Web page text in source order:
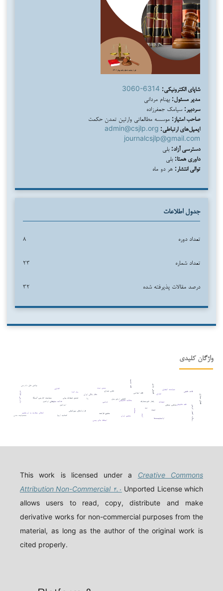
شاپای الکترونیکی: 3060-6314
مدیر مسئول: بهنام مردانی
سردبیر: سیامک جعفرزاده
صاحب امتیاز: موسسه مطالعاتی وارثین تمدن حکمت
ایمیل‌های ارتباطی: admin@csjlp.org
journalcsjlp@gmail.com
دسترسی آزاد: بلی
داوری همتا: بلی
توالی انتشار: هر دو ماه
جدول اطلاعات
تعداد دوره ۸
تعداد شماره ۲۳
درصد مقالات پذیرفته شده ۳۲
واژگان کلیدی
ثبوت
اثبات
تعهدات
حقوق ایران
حقوق فرانسه
مطالعه تطبیقی رفتار غیرمتعارف
تقلب تجاری
قراردادهای بین‌المللی
اتحادیه اروپا
کاهش ارزش پول
نظام بانکی ایران فقه اسلامی
ربا تعدیل تعهدات پولی
عدالت معاوضی
دیه
قصاص
ولد الزنا
فقه امامیه
مذهب حنفی
جنایت
فقه تطبیقی
اوانجلیست‌ها
سیاست خارجی آمریکا
ترامپ
اسرائیل
انتقال سفارت به اورشلیم
پیمان ابراهیم
افترقی سازی
دادرسی عادلانه
چالش های دادرسی
سیاست کیفری
اتانازی
قاعده فقهی
اسقاط مالم یجب رویکرد کشور اتریش مسئولیت مدنی
فضای مجازی
This work is licensed under a Creative Commons
Attribution Non-Commercial ۴.۰ Unported License which
allows users to read, copy, distribute and make
derivative works for non-commercial purposes from the
material, as long as the author of the original work is
cited properly.